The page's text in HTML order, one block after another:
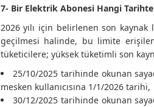
7- Bir Elektrik Abonesi Hangi
2026 yılı için belirlenen son
geçilmesi halinde, bu limite
tüketicilere; yüksek tüketimli son
25/10/2025 tarihinde okunan
mesken kullanıcısına 1/1/2026 tarihi,
30/12/2025 tarihinde okunan